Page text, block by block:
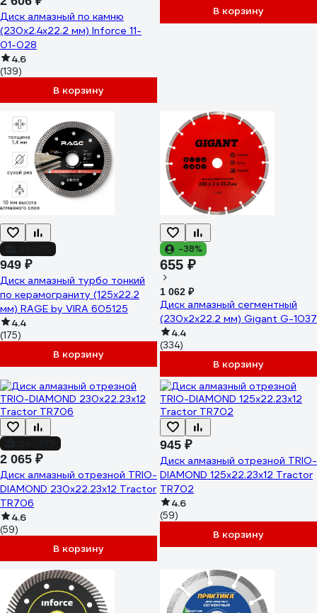
Диск алмазный по камню
(230х2.4x22.2 мм) Inforce 11-
01-028
4.6
(139)
В корзину
В корзину
949 ₽
Диск алмазный турбо тонкий
по керамограниту (125х22.2
мм) RAGE by VIRA 605125
4.4
(175)
В корзину
-38%
655 ₽
1 062 ₽
Диск алмазный сегментный
(230x2x22.2 мм) Gigant G-1037
4.4
(334)
В корзину
2 065 ₽
Диск алмазный отрезной TRIO-
DIAMOND 230x22.23x12 Tractor
TR706
4.6
(59)
В корзину
945 ₽
Диск алмазный отрезной TRIO-
DIAMOND 125x22.23x12 Tractor
TR702
4.6
(59)
В корзину